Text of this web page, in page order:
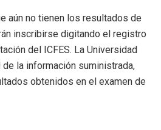
aún no tienen los resultados de
inscribirse digitando el registro
del ICFES. La Universidad
la información suministrada,
obtenidos en el examen de